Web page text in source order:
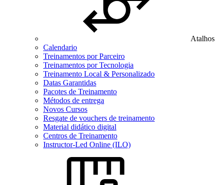
Atalhos
Calendario
Treinamentos por Parceiro
Treinamentos por Tecnologia
Treinamento Local & Personalizado
Datas Garantidas
Pacotes de Treinamento
Métodos de entrega
Novos Cursos
Resgate de vouchers de treinamento
Material didático digital
Centros de Treinamento
Instructor-Led Online (ILO)